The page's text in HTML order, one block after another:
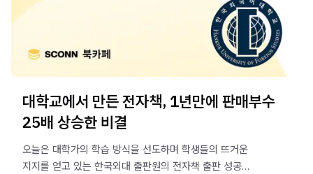
대학교에서 만든 전자책, 1년만에 판매부수
25배 상승한 비결
오늘은 대학가의 학습 방식을 선도하며 학생들의 뜨거운
지지를 얻고 있는 한국외대 출판원의 전자책 출판 성공